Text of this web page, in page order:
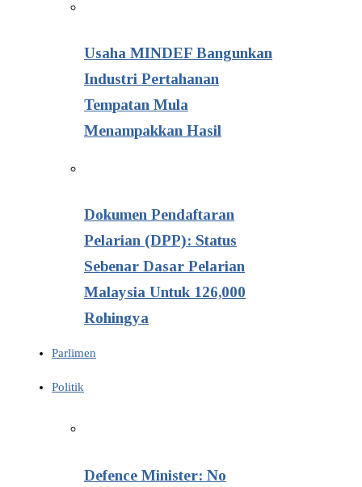
Usaha MINDEF Bangunkan
Industri Pertahanan
Tempatan Mula
Menampakkan Hasil
Dokumen Pendaftaran
Pelarian (DPP): Status
Sebenar Dasar Pelarian
Malaysia Untuk 126,000
Rohingya
Parlimen
Politik
Defence Minister: No